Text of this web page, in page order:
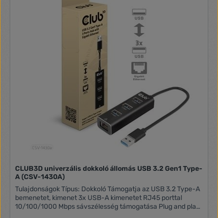
CLUB3D univerzális dokkoló állomás USB 3.2 Gen1 Type-
A (CSV-1430A)
Tulajdonságok Típus: Dokkoló Támogatja az USB 3.2 Type-A
bemenetet, kimenet 3x USB-A kimenetet RJ45 porttal
10/100/1000 Mbps sávszélesség támogatása Plug and play